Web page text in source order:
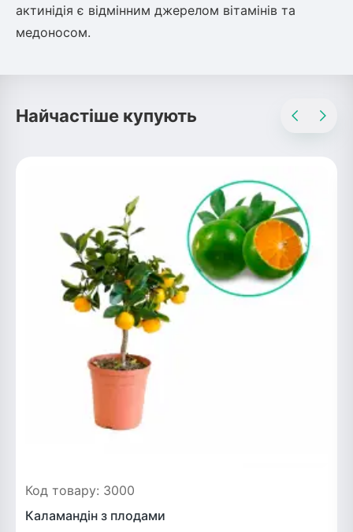
актинідія є відмінним джерелом вітамінів та
медоносом.
Найчастіше купують
Код товару: 3000
Каламандін з плодами